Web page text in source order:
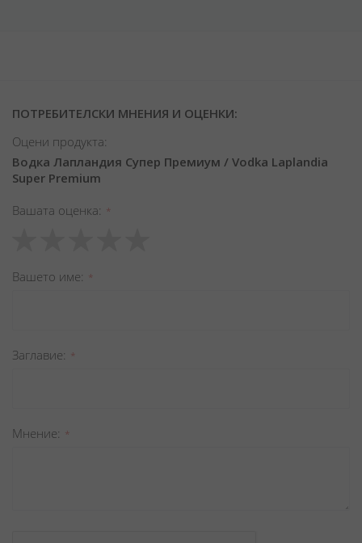
ПОТРЕБИТЕЛСКИ МНЕНИЯ И ОЦЕНКИ:
Оцени продукта:
Водка Лапландия Супер Премиум / Vodka Laplandia
Super Premium
Вашата оценка
star
stars
stars
stars
stars
Вашето име
Заглавиe
Мнение